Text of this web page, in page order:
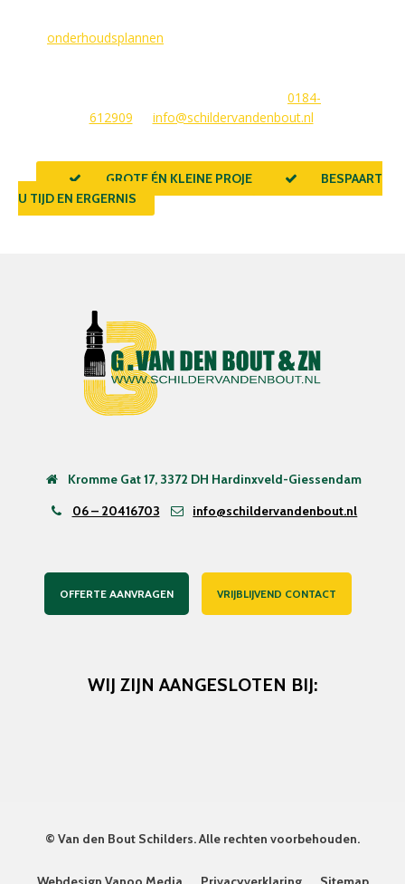
onderhoudsplannen
0184-
612909
info@schildervandenbout.nl
GROTE ÉN KLEINE PROJECTEN
BESPAART
U TIJD EN ERGERNIS
Kromme Gat 17, 3372 DH Hardinxveld-Giessendam
06 – 20416703
info@schildervandenbout.nl
OFFERTE AANVRAGEN VRIJBLIJVEND CONTACT
WIJ ZIJN AANGESLOTEN BIJ:
© Van den Bout Schilders. Alle rechten voorbehouden.